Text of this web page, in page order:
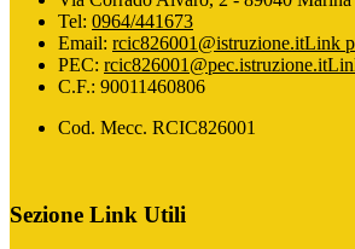
Tel: 0964/441673
Email: rcic826001@istruzione.itLink
PEC: rcic826001@pec.istruzione.it
C.F.: 90011460806
Cod. Mecc. RCIC826001
Sezione Link Utili